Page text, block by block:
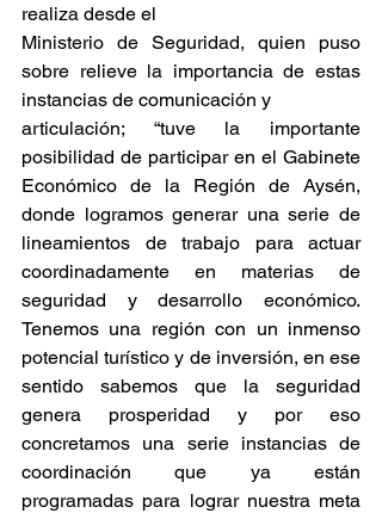
realiza desde el
Ministerio de Seguridad, quien puso
sobre relieve la importancia de estas
instancias de comunicación y
articulación; “tuve la importante
posibilidad de participar en el Gabinete
Económico de la Región de Aysén,
donde logramos generar una serie de
lineamientos de trabajo para actuar
coordinadamente en materias de
seguridad y desarrollo económico.
Tenemos una región con un inmenso
potencial turístico y de inversión, en ese
sentido sabemos que la seguridad
genera prosperidad y por eso
concretamos una serie instancias de
coordinación que ya están
programadas para lograr nuestra meta